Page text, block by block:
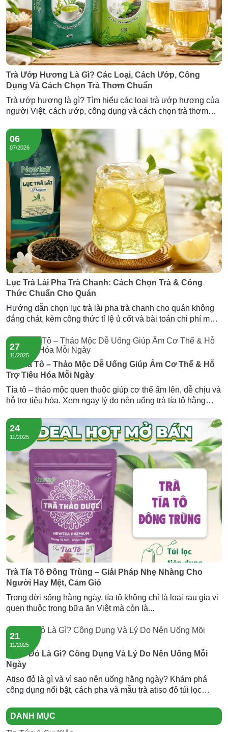
Trà Ướp Hương Là Gì? Các Loại, Cách Ướp, Công
Dụng Và Cách Chọn Trà Thơm Chuẩn
Trà ướp hương là gì? Tìm hiểu các loại trà ướp hương của
người Việt, cách ướp, công dụng và cách chọn trà thơm
06
07/2026
Lục Trà Lài Pha Trà Chanh: Cách Chọn Trà & Công
Thức Chuẩn Cho Quán
Hướng dẫn chọn lục trà lài pha trà chanh cho quán không
đắng chát, kèm công thức tỉ lệ ủ cốt và bài toán chi phí mỗi
27
11/2025
Trà Tía Tô – Thảo Mộc Dễ Uống Giúp Ấm Cơ Thể & Hỗ
Trợ Tiêu Hóa Mỗi Ngày
Tía tô – thảo mộc quen thuộc giúp cơ thể ấm lên, dễ chịu và
hỗ trợ tiêu hóa. Xem ngay lý do nên uống trà tía tô hằng
24
11/2025
Trà Tía Tô Đông Trùng – Giải Pháp Nhẹ Nhàng Cho
Người Hay Mệt, Cảm Gió
Trong đời sống hằng ngày, tía tô không chỉ là loại rau gia vị
quen thuộc trong bữa ăn Việt mà còn là...
21
11/2025
Atiso Đỏ Là Gì? Công Dụng Và Lý Do Nên Uống Mỗi
Ngày
Atiso đỏ là gì và vì sao nên uống hằng ngày? Khám phá
công dụng nổi bật, cách pha và mẫu trà atiso đỏ túi lọc
DANH MỤC